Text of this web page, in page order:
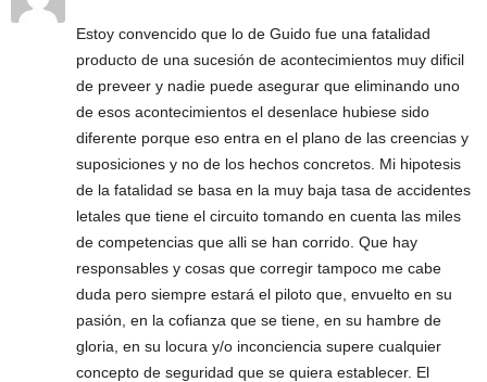
Estoy convencido que lo de Guido fue una fatalidad
producto de una sucesión de acontecimientos muy dificil
de preveer y nadie puede asegurar que eliminando uno
de esos acontecimientos el desenlace hubiese sido
diferente porque eso entra en el plano de las creencias y
suposiciones y no de los hechos concretos. Mi hipotesis
de la fatalidad se basa en la muy baja tasa de accidentes
letales que tiene el circuito tomando en cuenta las miles
de competencias que alli se han corrido. Que hay
responsables y cosas que corregir tampoco me cabe
duda pero siempre estará el piloto que, envuelto en su
pasión, en la cofianza que se tiene, en su hambre de
gloria, en su locura y/o inconciencia supere cualquier
concepto de seguridad que se quiera establecer. El